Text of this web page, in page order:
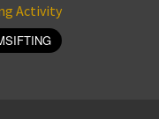
Activity